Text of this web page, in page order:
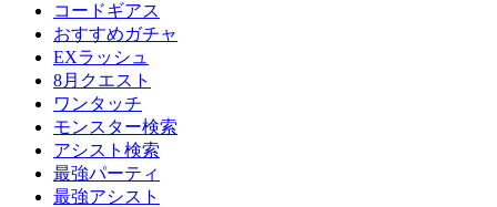
コードギアス
おすすめガチャ
EXラッシュ
8月クエスト
ワンタッチ
モンスター検索
アシスト検索
最強パーティ
最強アシスト